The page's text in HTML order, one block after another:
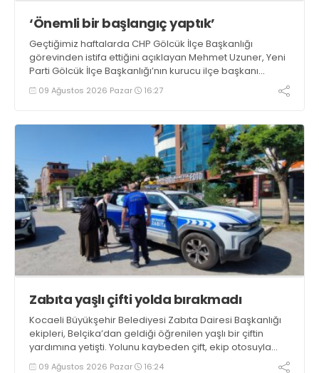
‘Önemli bir başlangıç yaptık’
Geçtiğimiz haftalarda CHP Gölcük İlçe Başkanlığı
görevinden istifa ettiğini açıklayan Mehmet Uzuner, Yeni
Parti Gölcük İlçe Başkanlığı’nın kurucu ilçe başkanı
olarak atandı. Uzuner, konuyla ilgili açıklamasında
“Önemli bir başlangıç yaptığımızı düşünüyoruz” dedi
09 Ağustos 2026 Pazar 16:27
Zabıta yaşlı çifti yolda bırakmadı
Kocaeli Büyükşehir Belediyesi Zabıta Dairesi Başkanlığı
ekipleri, Belçika’dan geldiği öğrenilen yaşlı bir çiftin
yardımına yetişti. Yolunu kaybeden çift, ekip otosuyla
gidecekleri noktaya güvenli şekilde ulaştırıldı
09 Ağustos 2026 Pazar 16:24